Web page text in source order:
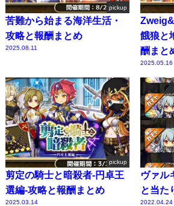
pickup
苦難から始まる海洋生活・
攻略と報酬まとめ
2025.08.11
餓狼と
酬まと
2025.05.16
pickup
剪定の騎士と暗殺者-円卓王
選編-攻略と報酬まとめ
2025.03.14
ヴァル
と当た
2022.04.24